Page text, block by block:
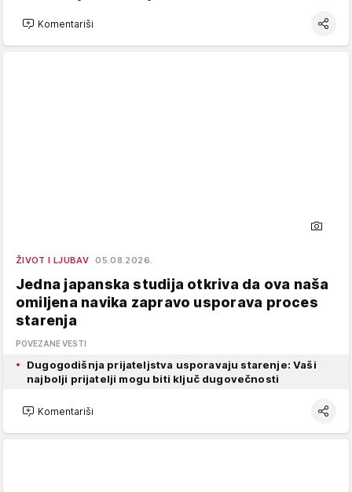
Komentariši
ŽIVOT I LJUBAV 05.08.2026.
Jedna japanska studija otkriva da ova naša
omiljena navika zapravo usporava proces
starenja
POVEZANE VESTI
Dugogodišnja prijateljstva usporavaju starenje: Vaši
najbolji prijatelji mogu biti ključ dugovečnosti
Komentariši